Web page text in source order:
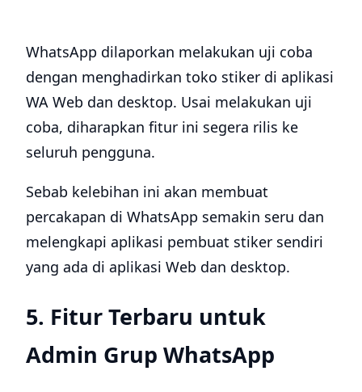
WhatsApp dilaporkan melakukan uji coba
dengan menghadirkan toko stiker di aplikasi
WA Web dan desktop. Usai melakukan uji
coba, diharapkan fitur ini segera rilis ke
seluruh pengguna.
Sebab kelebihan ini akan membuat
percakapan di WhatsApp semakin seru dan
melengkapi aplikasi pembuat stiker sendiri
yang ada di aplikasi Web dan desktop.
5. Fitur Terbaru untuk
Admin Grup WhatsApp